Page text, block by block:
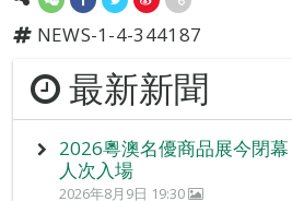
NEWS-1-4-344187
最新新聞
2026粵澳名優商品展今閉
人次入場
2026年8月9日 19:30